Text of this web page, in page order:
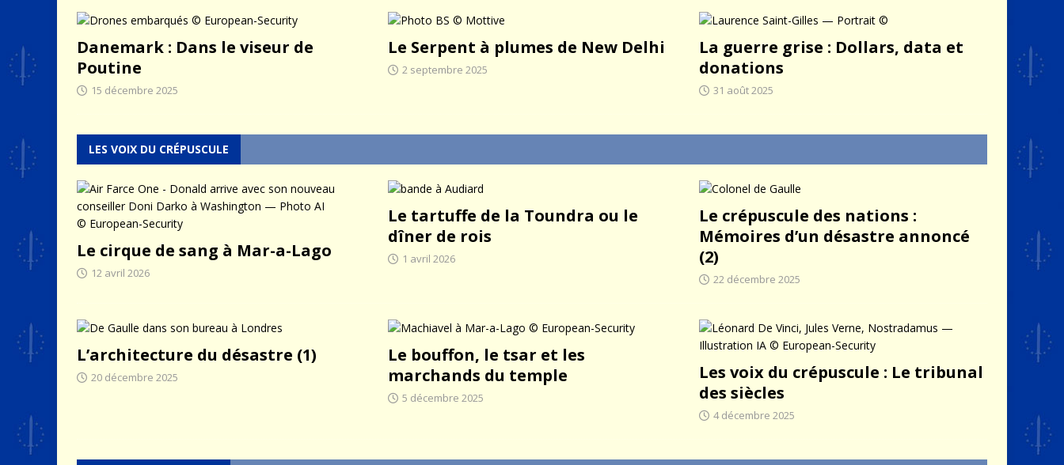
Danemark : Dans le viseur de
Poutine
15 décembre 2025
Le Serpent à plumes de New Delhi
2 septembre 2025
La guerre grise : Dollars, data et
donations
31 août 2025
LES VOIX DU CRÉPUSCULE
Le cirque de sang à Mar-a-Lago
12 avril 2026
Le tartuffe de la Toundra ou le
dîner de rois
1 avril 2026
Le crépuscule des nations :
Mémoires d’un désastre annoncé
(2)
22 décembre 2025
L’architecture du désastre (1)
20 décembre 2025
Le bouffon, le tsar et les
marchands du temple
5 décembre 2025
Les voix du crépuscule : Le tribunal
des siècles
4 décembre 2025